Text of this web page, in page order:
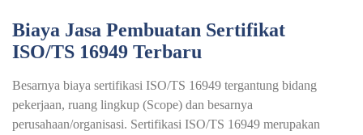
Biaya Jasa Pembuatan Sertifikat
ISO/TS 16949 Terbaru
Besarnya biaya sertifikasi ISO/TS 16949 tergantung bidang
pekerjaan, ruang lingkup (Scope) dan besarnya
perusahaan/organisasi. Sertifikasi ISO/TS 16949 merupakan